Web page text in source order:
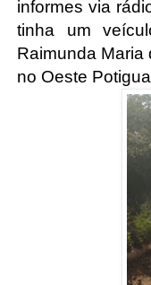
informes via
tinha um
Raimunda Maria
no Oeste